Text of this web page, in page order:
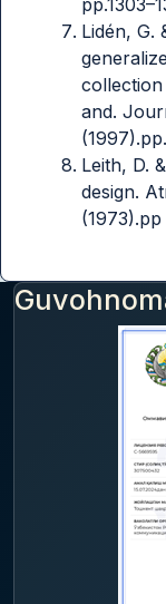
Lidén, G.
and.
Leith, D.
design.